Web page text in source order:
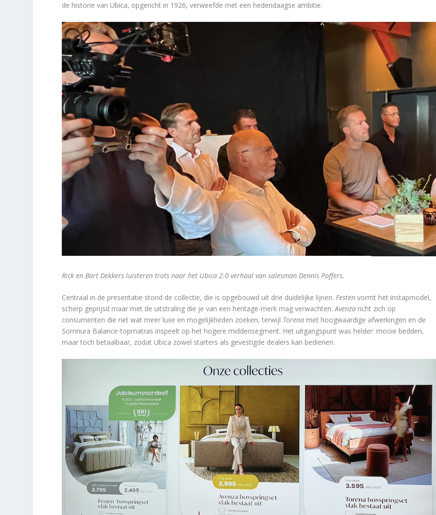
de historie van Ubica, opgericht in 1926, verweefde met een hedendaagse ambitie.
Rick en Bart Dekkers luisteren trots naar het Ubica 2.0 verhaal van salesman Dennis Poffers.
Centraal in de presentatie stond de collectie, die is opgebouwd uit drie duidelijke lijnen.Festen vormt het instapmodel,
scherp geprijsd maar met de uitstraling die je van een heritage-merk mag verwachten.Avenza richt zich op
consumenten die net wat meer luxe en mogelijkheden zoeken, terwijl Torena met hoogwaardige afwerkingen en de
Somnura Balance-topmatras inspeelt op het hogere middensegment. Het uitgangspunt was helder: mooie bedden,
maar toch betaalbaar, zodat Ubica zowel starters als gevestigde dealers kan bedienen.